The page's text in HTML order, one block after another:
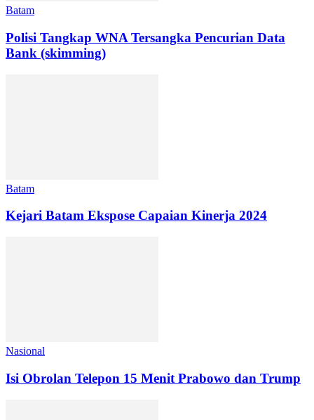
Batam
Polisi Tangkap WNA Tersangka Pencurian Data
Bank (skimming)
Batam
Kejari Batam Ekspose Capaian Kinerja 2024
Nasional
Isi Obrolan Telepon 15 Menit Prabowo dan Trump